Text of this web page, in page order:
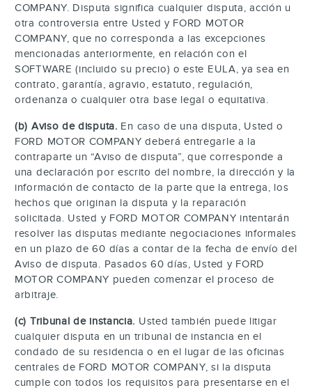
COMPANY. Disputa significa cualquier disputa, acción u
otra controversia entre Usted y FORD MOTOR
COMPANY, que no corresponda a las excepciones
mencionadas anteriormente, en relación con el
SOFTWARE (incluido su precio) o este EULA, ya sea en
contrato, garantía, agravio, estatuto, regulación,
ordenanza o cualquier otra base legal o equitativa.
(b) Aviso de disputa. En caso de una disputa, Usted o
FORD MOTOR COMPANY deberá entregarle a la
contraparte un “Aviso de disputa”, que corresponde a
una declaración por escrito del nombre, la dirección y la
información de contacto de la parte que la entrega, los
hechos que originan la disputa y la reparación
solicitada. Usted y FORD MOTOR COMPANY intentarán
resolver las disputas mediante negociaciones informales
en un plazo de 60 días a contar de la fecha de envío del
Aviso de disputa. Pasados 60 días, Usted y FORD
MOTOR COMPANY pueden comenzar el proceso de
arbitraje.
(c) Tribunal de instancia. Usted también puede litigar
cualquier disputa en un tribunal de instancia en el
condado de su residencia o en el lugar de las oficinas
centrales de FORD MOTOR COMPANY, si la disputa
cumple con todos los requisitos para presentarse en el